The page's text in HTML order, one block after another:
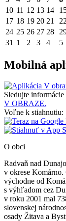
10 11 12 13 14
17 18 19 20 21 22
24 25 26 27 28
31 1 2 3 4 5
Mobilná
Sledujte
V OBRAZE.
Voľne k stiahnutiu:
O obci
Radvaň nad
v okrese Komárno.
východne od
s výhľadom cez
v roku 2001 mal
slovenskej
osady Žitava a